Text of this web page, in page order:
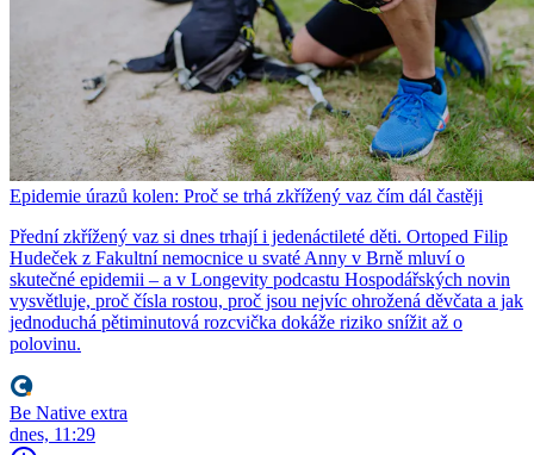
Epidemie úrazů kolen: Proč se trhá zkřížený vaz čím dál častěji
Přední zkřížený vaz si dnes trhají i jedenáctileté děti. Ortoped Filip
Hudeček z Fakultní nemocnice u svaté Anny v Brně mluví o
skutečné epidemii – a v Longevity podcastu Hospodářských novin
vysvětluje, proč čísla rostou, proč jsou nejvíc ohrožená děvčata a jak
jednoduchá pětiminutová rozcvička dokáže riziko snížit až o
polovinu.
Be Native extra
dnes, 11:29